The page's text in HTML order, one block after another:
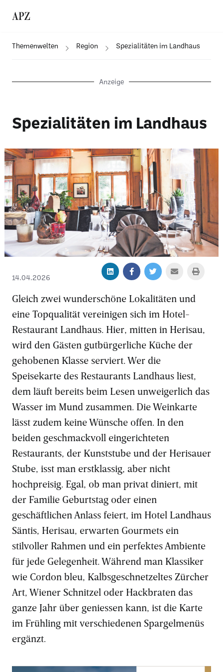
Themenwelten Region Spezialitäten im Landhaus
Anzeige
Spezialitäten im Landhaus
14.04.2026
Gleich zwei wunderschöne Lokalitäten und
eine Topqualität vereinigen sich im Hotel-
Restaurant Landhaus. Hier, mitten in Herisau,
wird den Gästen gutbürgerliche Küche der
gehobenen Klasse serviert. Wer die
Speisekarte des Restaurants Landhaus liest,
dem läuft bereits beim Lesen unweigerlich das
Wasser im Mund zusammen. Die Weinkarte
lässt zudem keine Wünsche offen. In den
beiden geschmackvoll eingerichteten
Restaurants, der Kunststube und der Herisauer
Stube, isst man erstklassig, aber nicht
hochpreisig. Egal, ob man privat diniert, mit
der Familie Geburtstag oder einen
geschäftlichen Anlass feiert, im Hotel Landhaus
Säntis, Herisau, erwarten Gourmets ein
stilvoller Rahmen und ein perfektes Ambiente
für jede Gelegenheit. Während man Klassiker
wie Cordon bleu, Kalbsgeschnetzeltes Zürcher
Art, Wiener Schnitzel oder Hackbraten das
ganze Jahr über geniessen kann, ist die Karte
im Frühling mit verschiedenen Spargelmenüs
ergänzt.